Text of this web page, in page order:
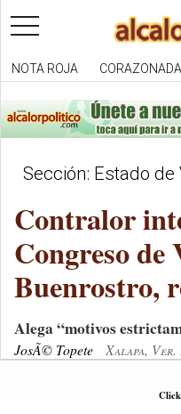
toggle
navigation
NOTA ROJA CORAZONADA
Sección: Estado
Contralor
Congreso de
Buenrostro,
Alega “motivos
JosÃ© Topete Xalapa,